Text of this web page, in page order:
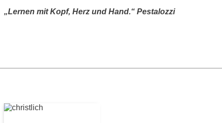
„Lernen mit Kopf, Herz und Hand.“ Pestalozzi